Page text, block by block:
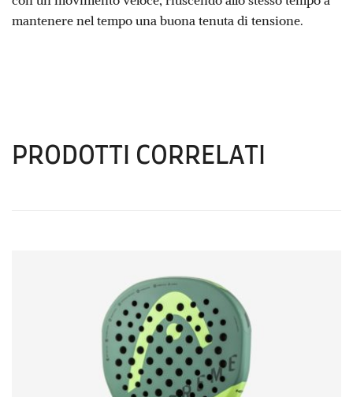
mantenere nel tempo una buona tenuta di tensione.
PRODOTTI CORRELATI